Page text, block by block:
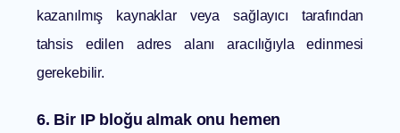
kazanılmış kaynaklar veya sağlayıcı tarafından
tahsis edilen adres alanı aracılığıyla edinmesi
gerekebilir.
6. Bir IP bloğu almak onu hemen